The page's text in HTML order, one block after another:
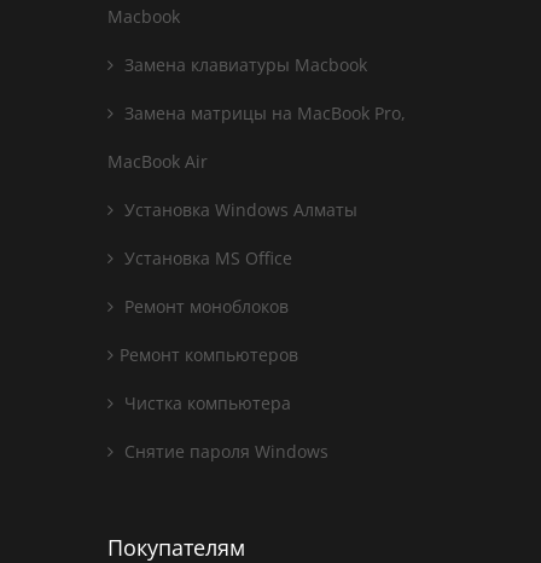
Macbook
Замена клавиатуры Macbook
Замена матрицы на MacBook Pro,
MacBook Air
Установка Windows Алматы
Установка MS Office
Ремонт моноблоков
Ремонт компьютеров
Чистка компьютера
Снятие пароля Windows
Покупателям